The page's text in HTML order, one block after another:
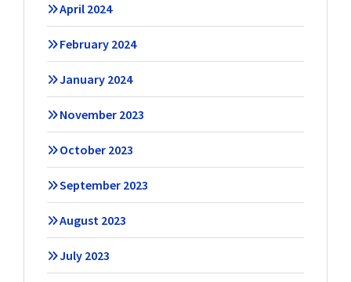
April 2024
February 2024
January 2024
November 2023
October 2023
September 2023
August 2023
July 2023